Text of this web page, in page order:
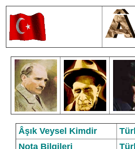
Âşık Veysel Kimdir
Nota Bilgileri